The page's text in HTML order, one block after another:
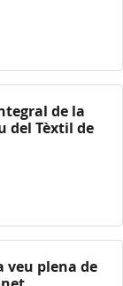
de la
del Tèxtil de
veu plena de